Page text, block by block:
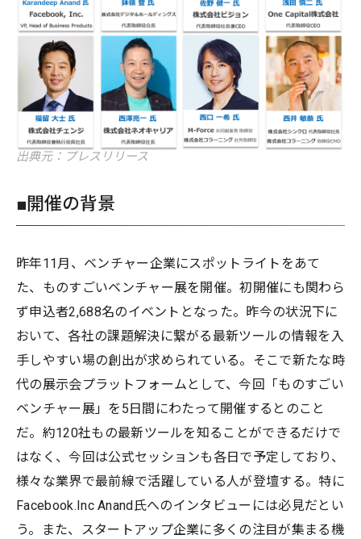
出典元：プレスリリース
■開催の背景
昨年11月、ベンチャー企業にスポットライトをあて
た、ものすごいベンチャー展を開催。初開催にも関わら
ず申込者2,688名のイベントとなった。昨今の状況下に
おいて、各社の課題解決に繋がる最新ツールの情報を⼊
⼿しやすい場の創出が求められている。そこで新たな時
代の展⽰会プラットフォームとして、今回「ものすごい
ベンチャー展」を5日間にわたって開催するとのこと
だ。約120社もの最新ツールを知ることができるだけで
はなく、今回は公式セッションも各日で予定しており、
様々な業界で最前線で活躍している人が登壇する。特に
Facebook.Inc Anand氏へのインタビューには必見だとい
う。また、スタートアップ企業に多くの注目が集まる機